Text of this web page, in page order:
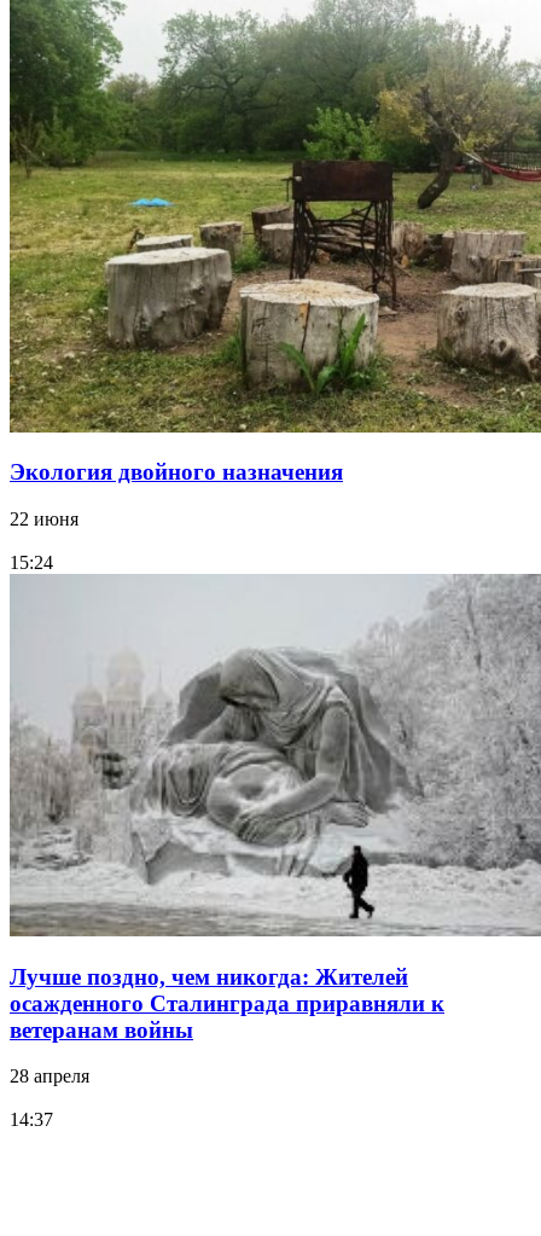
Экология двойного назначения
22 июня
15:24
Лучше поздно, чем никогда: Жителей
осажденного Сталинграда приравняли к
ветеранам войны
28 апреля
14:37